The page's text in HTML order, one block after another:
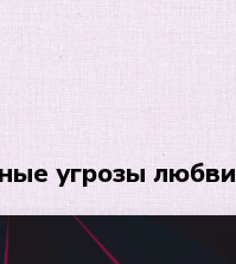
угрозы любви